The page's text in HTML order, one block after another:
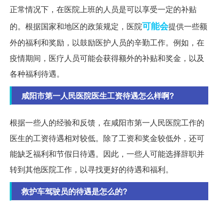
正常情况下，在医院上班的人员是可以享受一定的补贴
的。根据国家和地区的政策规定，医院可能会提供一些额
外的福利和奖励，以鼓励医护人员的辛勤工作。例如，在
疫情期间，医疗人员可能会获得额外的补贴和奖金，以及
各种福利待遇。
咸阳市第一人民医院医生工资待遇怎么样啊?
根据一些人的经验和反馈，在咸阳市第一人民医院工作的
医生的工资待遇相对较低。除了工资和奖金较低外，还可
能缺乏福利和节假日待遇。因此，一些人可能选择辞职并
转到其他医院工作，以寻找更好的待遇和福利。
救护车驾驶员的待遇是怎么的?